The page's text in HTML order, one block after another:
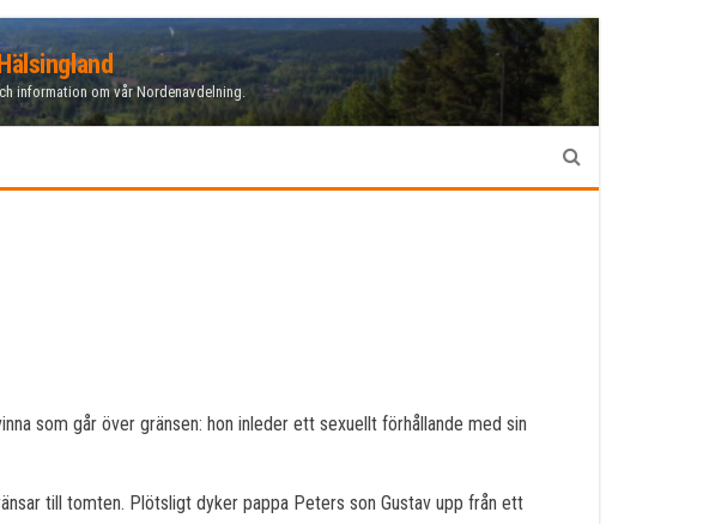
information om vår Nordenavdelning.
som går över gränsen: hon inleder ett sexuellt förhållande med sin
till tomten. Plötsligt dyker pappa Peters son Gustav upp från ett